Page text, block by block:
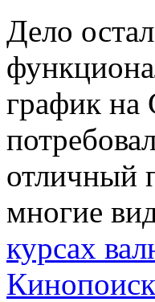
Дело
график на
отличный
многие
курсах